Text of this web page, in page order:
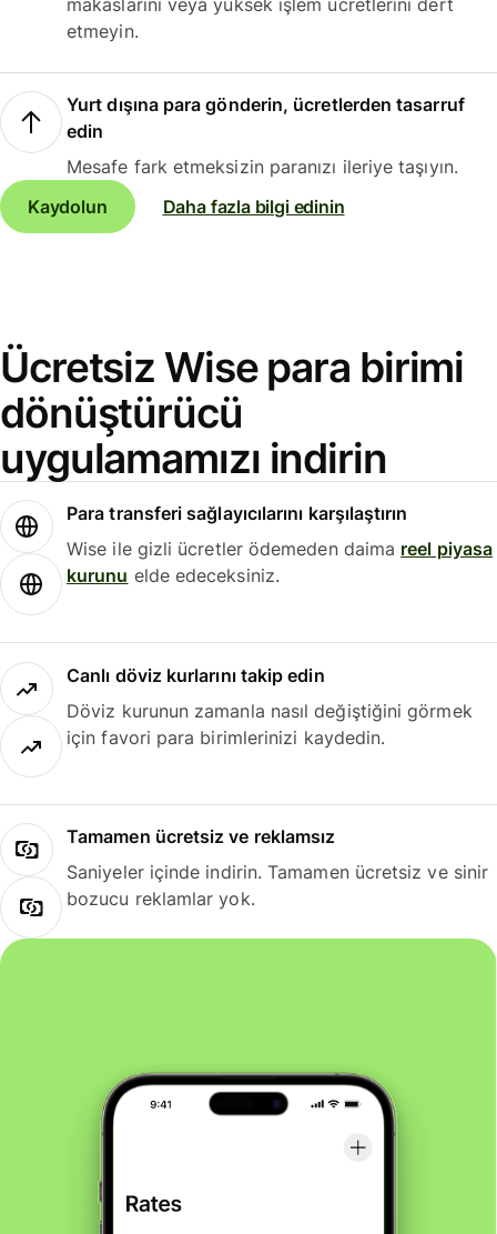
makaslarını veya yüksek işlem ücretlerini dert
etmeyin.
Yurt dışına para gönderin, ücretlerden tasarruf
edin
Mesafe fark etmeksizin paranızı ileriye taşıyın.
Kaydolun
Daha fazla bilgi edinin
Ücretsiz Wise para birimi
dönüştürücü
uygulamamızı indirin
Para transferi sağlayıcılarını karşılaştırın
Wise ile gizli ücretler ödemeden daima reel piyasa
kurunu elde edeceksiniz.
Canlı döviz kurlarını takip edin
Döviz kurunun zamanla nasıl değiştiğini görmek
için favori para birimlerinizi kaydedin.
Tamamen ücretsiz ve reklamsız
Saniyeler içinde indirin. Tamamen ücretsiz ve sinir
bozucu reklamlar yok.